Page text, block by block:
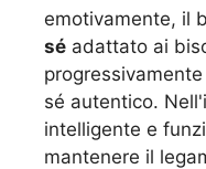
emotivamente, il
sé adattato ai
sé autentico.
intelligente e
mantenere il